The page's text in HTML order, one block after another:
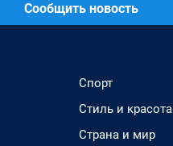
Сообщить новость
Спорт
Стиль и красота
Страна и мир